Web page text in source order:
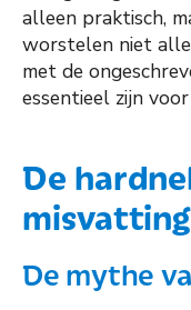
alleen praktisch,
worstelen niet
met de
essentieel zijn
De
De mythe